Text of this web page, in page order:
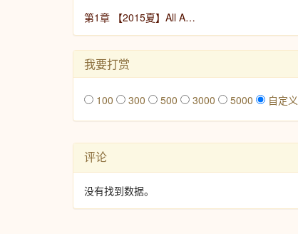
第1章 【2015夏】All A…
我要打赏
100 300 500 3000 5000 自定义
评论
没有找到数据。